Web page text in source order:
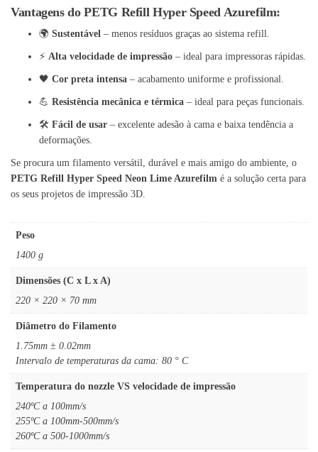
Vantagens do PETG Refill Hyper Speed Azurefilm:
🌍 Sustentável – menos resíduos graças ao sistema refill.
⚡ Alta velocidade de impressão – ideal para impressoras rápidas.
🖤 Cor preta intensa – acabamento uniforme e profissional.
💪 Resistência mecânica e térmica – ideal para peças funcionais.
🛠️ Fácil de usar – excelente adesão à cama e baixa tendência a
deformações.
Se procura um filamento versátil, durável e mais amigo do ambiente, o
PETG Refill Hyper Speed Neon Lime Azurefilm é a solução certa para
os seus projetos de impressão 3D.
Peso
1400 g
Dimensões (C x L x A)
220 × 220 × 70 mm
Diâmetro do Filamento
1.75mm ± 0.02mm
Intervalo de temperaturas da cama: 80 ° C
Temperatura do nozzle VS velocidade de impressão
240ºC a 100mm/s
255ºC a 100mm-500mm/s
260ºC a 500-1000mm/s